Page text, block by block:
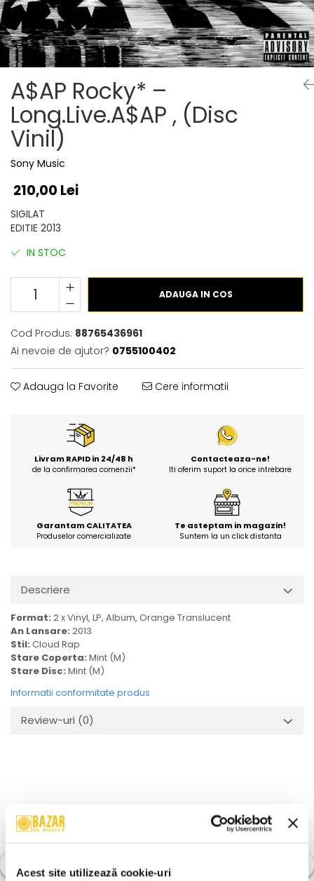
Acest site utilizează cookie-uri
Viniluri Românești
Colecția Electrecord
A$AP Rocky* –
Long.Live.A$AP , (Disc
Vinil)
Sony Music
210,00 Lei
SIGILAT
EDITIE 2013
IN STOC
ADAUGA IN COS
Cod Produs: 88765436961
Ai nevoie de ajutor? 0755100402
Adauga la Favorite Cere informatii
Livram RAPID in 24/48 h
de la confirmarea comenzii*
Contacteaza-ne!
Iti oferim suport la orice intrebare
Garantam CALITATEA
Produselor comercializate
Te asteptam in magazin!
Suntem la un click distanta
Descriere
Format: 2 x Vinyl, LP, Album, Orange Translucent
An Lansare: 2013
Stil: Cloud Rap
Stare Coperta: Mint (M)
Stare Disc: Mint (M)
Informatii conformitate produs
Review-uri (0)